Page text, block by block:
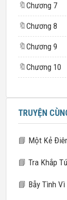
🔖 Chương 7
🔖 Chương 8
🔖 Chương 9
🔖 Chương 10
TRUYỆN
📘 Một Kẻ Điên
📘 Tra Khắp Tứ
📘 Bẫy Tình Vì